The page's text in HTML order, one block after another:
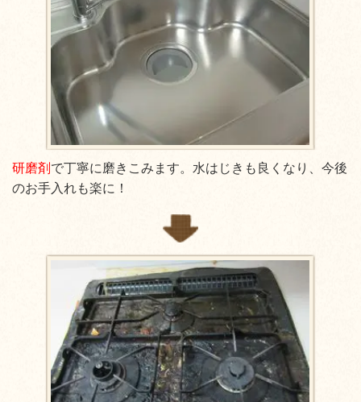
研磨剤 で丁寧に磨きこみます。水はじきも良くなり、今後
のお手入れも楽に！